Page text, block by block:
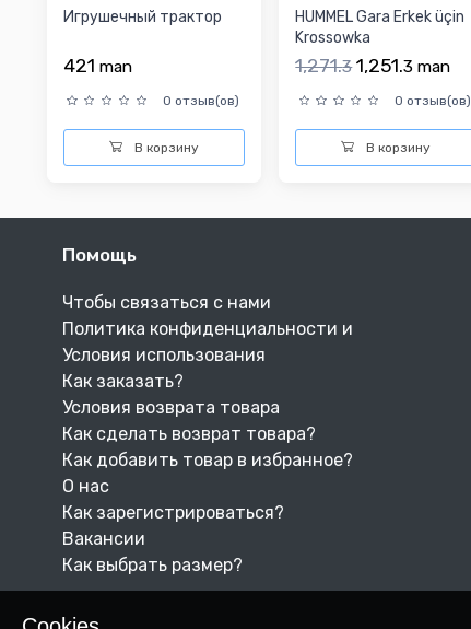
Игрушечный трактор
421 man
0 отзыв(ов)
В корзину
HUMMEL Gara Erkek üçin
Krossowka
1,271.3 1,251.3 man
0 отзыв(ов)
В корзину
Помощь
Чтобы связаться с нами
Политика конфиденциальности и
Условия использования
Как заказать?
Условия возврата товара
Как сделать возврат товара?
Как добавить товар в избранное?
О нас
Как зарегистрироваться?
Вакансии
Как выбрать размер?